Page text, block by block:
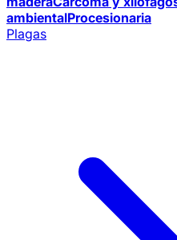
ambientalProcesionaria
Plagas